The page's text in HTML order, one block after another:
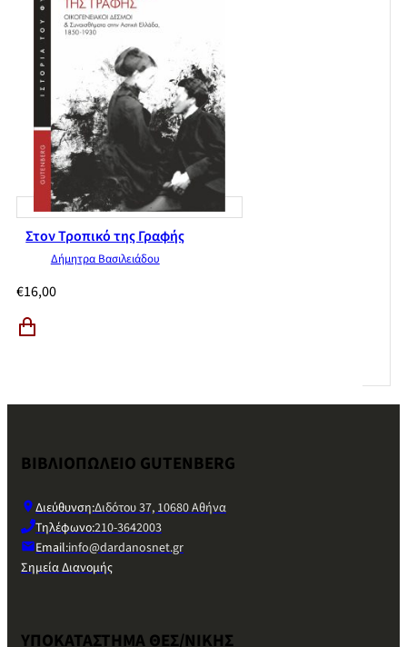
Στον Τροπικό της Γραφής
Δήμητρα Βασιλειάδου
€16,00
ΒΙΒΛΙΟΠΩΛΕΙΟ GUTENBERG
Διεύθυνση:Διδότου 37, 10680 Αθήνα
Τηλέφωνο:210-3642003
Email:info@dardanosnet.gr
Σημεία Διανομής
ΥΠΟΚΑΤΑΣΤΗΜΑ ΘΕΣ/ΝΙΚΗΣ